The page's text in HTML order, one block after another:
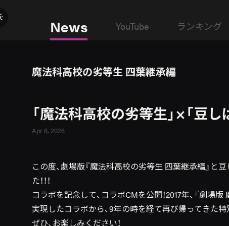
News YouTube ランキング
魔法科高校の劣等生 四葉継承編
「魔法科高校の劣等生」×「豆し
Apr 8, 2026
この度、劇場版『魔法科高校の劣等生 四葉継承編』と
た！！！
コラボを記念して、コラボCMを公開！2017年、『劇場
実現したコラボから、9年の時を経て再び帰ってきた特
ぜひ、お楽しみください！